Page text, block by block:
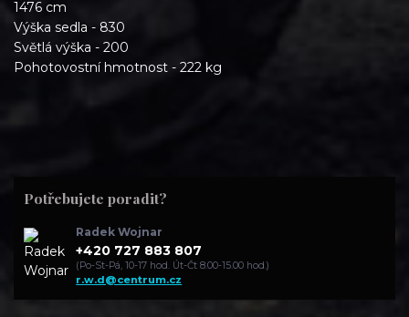
1476 cm
Výška sedla - 830
Světlá výška - 200
Pohotovostní hmotnost - 222 kg
Potřebujete poradit?
Radek Wojnar
+420 727 883 807
(Po-St-Pá, 10-17 hod. Út-Čt 8.00-15.00 hod.)
r.w.d@centrum.cz